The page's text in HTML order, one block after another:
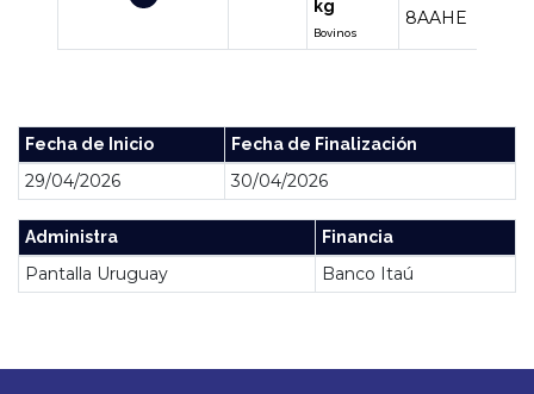
kg
Bovinos
8AAHE
Fecha de Inicio Fecha de Finalización
29/04/2026 30/04/2026
Administra Financia
Pantalla Uruguay Banco Itaú